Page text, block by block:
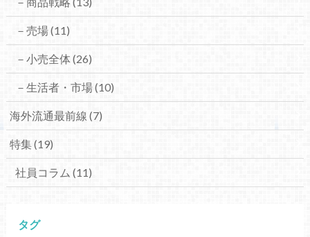
－売場(11)
－小売全体 (26)
－生活者・市場(10)
海外流通最前線 (7)
特集(19)
社員コラム (11)
タグ